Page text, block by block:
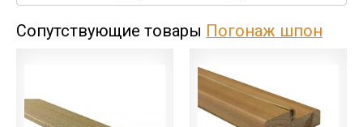
Сопутствующие товары Погонаж шпон